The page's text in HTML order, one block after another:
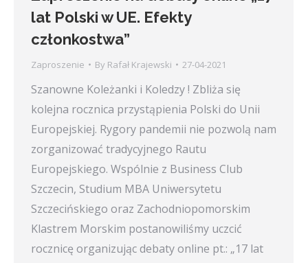
lat Polski w UE. Efekty
członkostwa”
Zaproszenie By Rafał Krajewski 27-04-2021
Szanowne Koleżanki i Koledzy ! Zbliża się
kolejna rocznica przystąpienia Polski do Unii
Europejskiej. Rygory pandemii nie pozwolą nam
zorganizować tradycyjnego Rautu
Europejskiego. Wspólnie z Business Club
Szczecin, Studium MBA Uniwersytetu
Szczecińskiego oraz Zachodniopomorskim
Klastrem Morskim postanowiliśmy uczcić
rocznicę organizując debaty online pt.: „17 lat